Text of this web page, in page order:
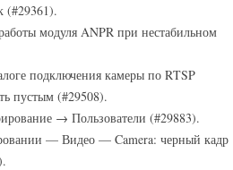
(#29361).
модуля ANPR при нестабильном
подключения камеры по RTSP
пустым (#29508).
→ Пользователи (#29883).
— Видео — Camera: черный кадр